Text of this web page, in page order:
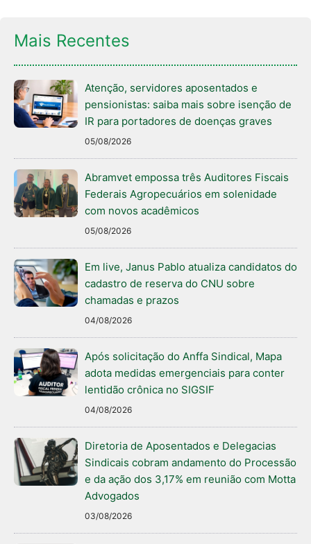
Mais Recentes
Atenção, servidores aposentados e
pensionistas: saiba mais sobre isenção de
IR para portadores de doenças graves
05/08/2026
Abramvet empossa três Auditores Fiscais
Federais Agropecuários em solenidade
com novos acadêmicos
05/08/2026
Em live, Janus Pablo atualiza candidatos do
cadastro de reserva do CNU sobre
chamadas e prazos
04/08/2026
Após solicitação do Anffa Sindical, Mapa
adota medidas emergenciais para conter
lentidão crônica no SIGSIF
04/08/2026
Diretoria de Aposentados e Delegacias
Sindicais cobram andamento do Processão
e da ação dos 3,17% em reunião com Motta
Advogados
03/08/2026